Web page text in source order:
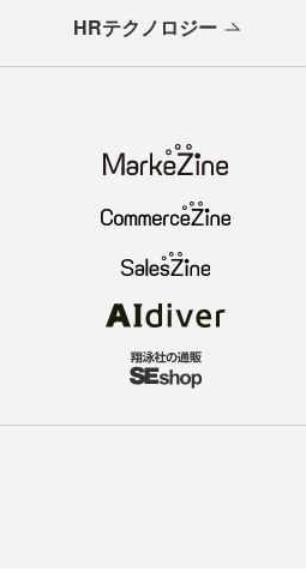
HRテクノロジー